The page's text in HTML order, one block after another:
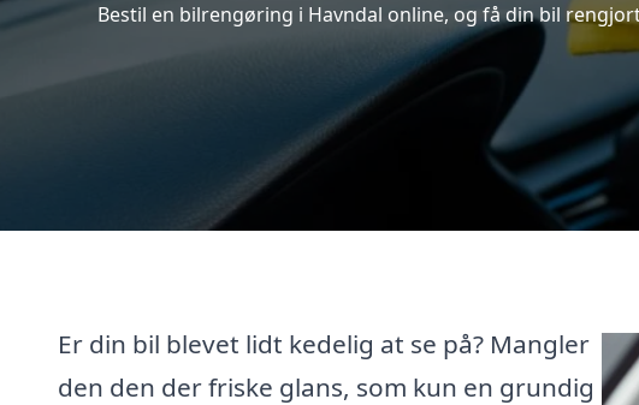
Bestil en bilrengøring i Havndal online, og få din bil
Er din bil blevet lidt kedelig at se på? Mangler
den den der friske glans, som kun en grundig